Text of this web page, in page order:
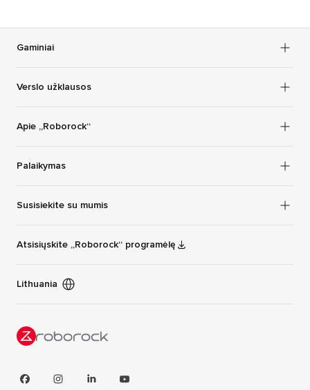
Gaminiai
Verslo užklausos
Apie „Roborock“
Palaikymas
Susisiekite su mumis
Atsisiųskite „Roborock“ programėlę
Lithuania